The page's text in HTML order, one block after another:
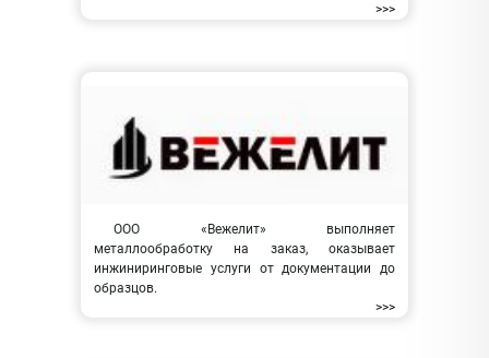
>>>
ООО «Вежелит» выполняет
металлообработку на заказ, оказывает
инжиниринговые услуги от документации до
образцов.
>>>